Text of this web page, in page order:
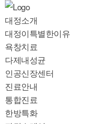
대정소개
대정이특별한이유
욕창치료
다제내성균
인공신장센터
진료안내
통합진료
한방특화